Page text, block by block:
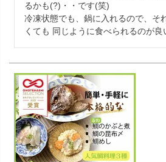
るかも(?)・・です(笑)
冷凍状態でも、鍋に入れるので、そ
くても 同じように食べられるのが良